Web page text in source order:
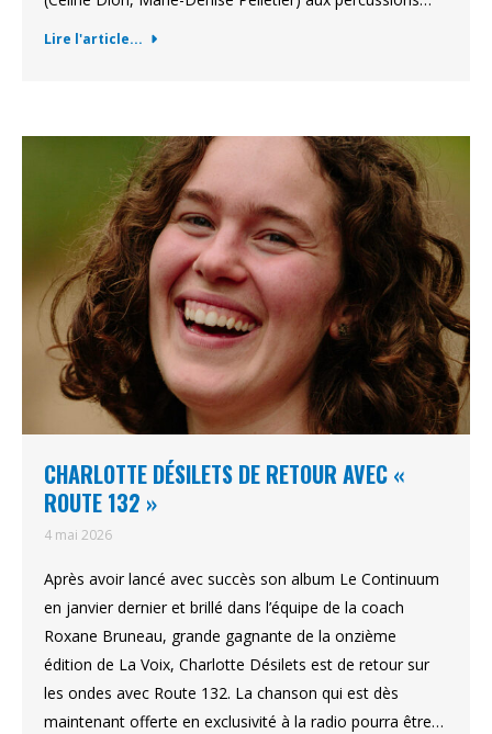
Lire l'article...
CHARLOTTE DÉSILETS DE RETOUR AVEC «
ROUTE 132 »
4 mai 2026
Après avoir lancé avec succès son album Le Continuum
en janvier dernier et brillé dans l’équipe de la coach
Roxane Bruneau, grande gagnante de la onzième
édition de La Voix, Charlotte Désilets est de retour sur
les ondes avec Route 132. La chanson qui est dès
maintenant offerte en exclusivité à la radio pourra être…